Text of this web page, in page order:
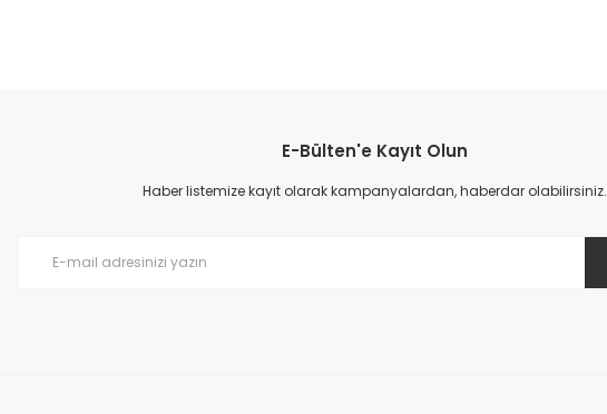
Ürün resmi kalitesiz, bozuk veya görüntülenemiyor.
Ürün açıklamasında eksik bilgiler bulunuyor.
E-Bülten'e Kayıt Olun
Haber listemize kayıt olarak kampanyalardan, haberdar olabilirsiniz.